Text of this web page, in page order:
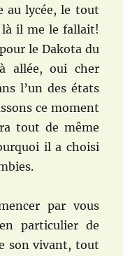
au lycée, le tout
là il me le fallait!
le Dakota du
allée, oui cher
l’un des états
ce moment
tout de même
il a choisi
par vous
particulier de
son vivant, tout